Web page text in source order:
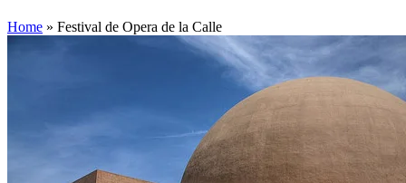
Home » Festival de Opera de la Calle